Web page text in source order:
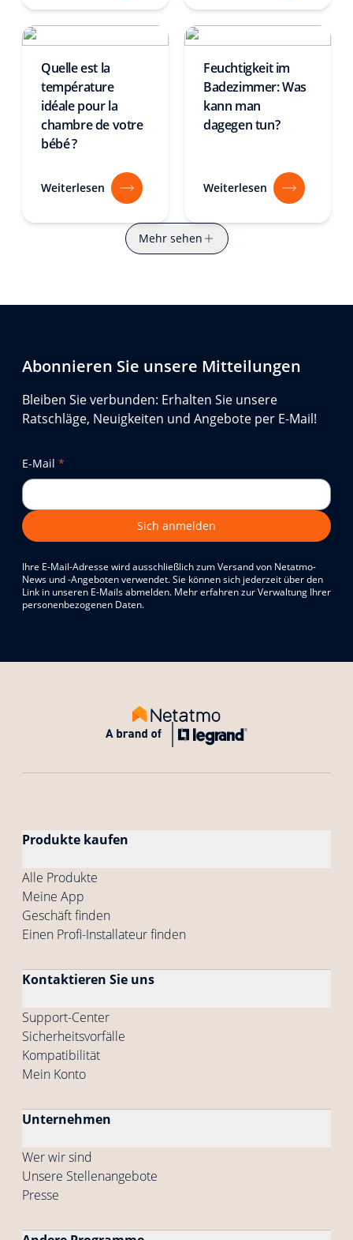
Quelle est la
température
idéale pour la
chambre de votre
bébé ?
Weiterlesen
Feuchtigkeit im
Badezimmer: Was
kann man
dagegen tun?
Weiterlesen
Mehr sehen
Abonnieren Sie unsere Mitteilungen
Bleiben Sie verbunden: Erhalten Sie unsere
Ratschläge, Neuigkeiten und Angebote per E-Mail!
E-Mail *
Sich anmelden
Ihre E-Mail-Adresse wird ausschließlich zum Versand von Netatmo-
News und -Angeboten verwendet. Sie können sich jederzeit über den
Link in unseren E-Mails abmelden. Mehr erfahren zur Verwaltung Ihrer
personenbezogenen Daten.
Produkte kaufen
Alle Produkte
Meine App
Geschäft finden
Einen Profi-Installateur finden
Kontaktieren Sie uns
Support-Center
Sicherheitsvorfälle
Kompatibilität
Mein Konto
Unternehmen
Wer wir sind
Unsere Stellenangebote
Presse